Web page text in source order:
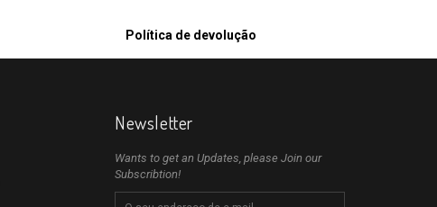
Política de devolução
Newsletter
Wants to get an Updates, please Join our
Subscribtion!